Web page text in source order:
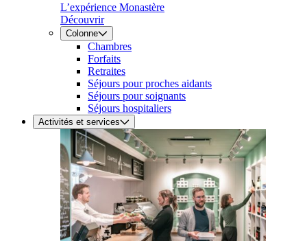
L’expérience Monastère
Découvrir
Colonne
Chambres
Forfaits
Retraites
Séjours pour proches aidants
Séjours pour soignants
Séjours hospitaliers
Activités et services